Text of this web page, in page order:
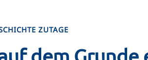
ZUTAGE